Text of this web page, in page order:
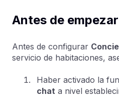
Antes de empezar
Antes de configurar
servicio de habitaciones,
Haber activado la
chat a nivel